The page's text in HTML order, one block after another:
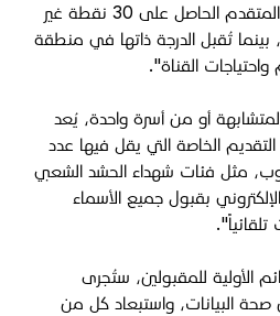
والنواحي؛ بمعنى قد يكون المتقدم الحاصل على 30 نقطة غير
تُقبل الدرجة ذاتها في منطقة
القناة".
أو من أسرة واحدة، يُعد
الخاصة التي يقل فيها عدد
مثل فئات شهداء الحشد الشعبي
بقبول جميع الأسماء
الأولية للمقبولين، ستُجرى
البيانات، واستبعاد كل من